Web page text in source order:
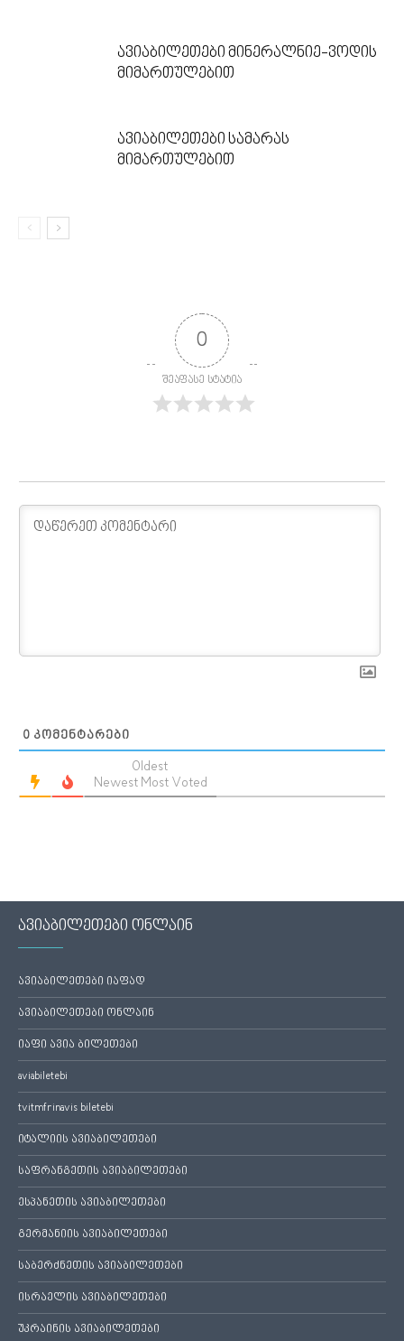
ავიაბილეთები მინერალნიე-ვოდის
მიმართულებით
ავიაბილეთები სამარას
მიმართულებით
0
შეაფასე სტატია
0 ᲙᲝᲛᲔᲜᲢᲐᲠᲔᲑᲘ
Oldest
Newest Most Voted
ავიაბილეთები ონლაინ
ავიაბილეთები იაფად
ავიაბილეთები ონლაინ
იაფი ავია ბილეთები
aviabiletebi
tvitmfrinavis biletebi
იტალიის ავიაბილეთები
საფრანგეთის ავიაბილეთები
ესპანეთის ავიაბილეთები
გერმანიის ავიაბილეთები
საბერძნეთის ავიაბილეთები
ისრაელის ავიაბილეთები
უკრაინის ავიაბილეთები